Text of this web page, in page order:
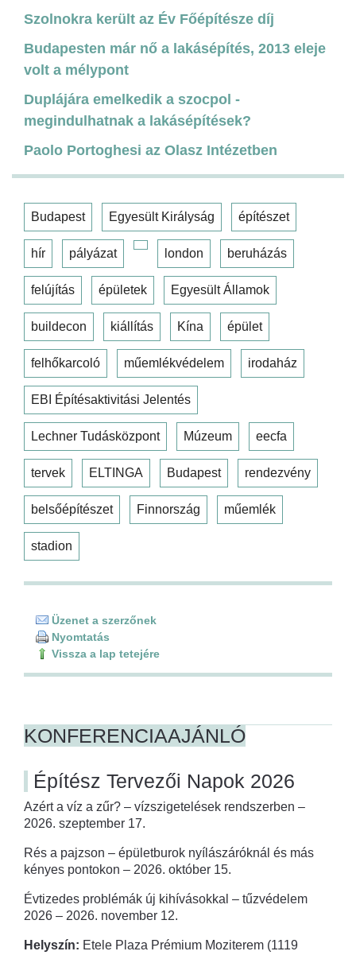
Szolnokra került az Év Főépítésze díj
Budapesten már nő a lakásépítés, 2013 eleje
volt a mélypont
Duplájára emelkedik a szocpol -
megindulhatnak a lakásépítések?
Paolo Portoghesi az Olasz Intézetben
Budapest Egyesült Királyság építészet
hír pályázat london beruházás
felújítás épületek Egyesült Államok
buildecon kiállítás Kína épület
felhőkarcoló műemlékvédelem irodaház
EBI Építésaktivitási Jelentés
Lechner Tudásközpont Múzeum eecfa
tervek ELTINGA Budapest rendezvény
belsőépítészet Finnország műemlék
stadion
Üzenet a szerzőnek
Nyomtatás
Vissza a lap tetejére
KONFERENCIAAJÁNLÓ
Építész Tervezői Napok 2026
Azért a víz a zűr? – vízszigetelések rendszerben –
2026. szeptember 17.
Rés a pajzson – épületburok nyílászáróknál és más
kényes pontokon – 2026. október 15.
Évtizedes problémák új kihívásokkal – tűzvédelem
2026 – 2026. november 12.
Helyszín: Etele Plaza Prémium Moziterem (1119